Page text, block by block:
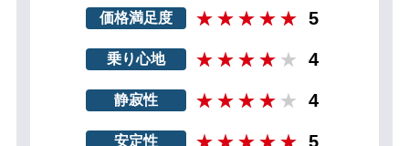
価格満足度 5
乗り心地 4
静寂性 4
安定性 5